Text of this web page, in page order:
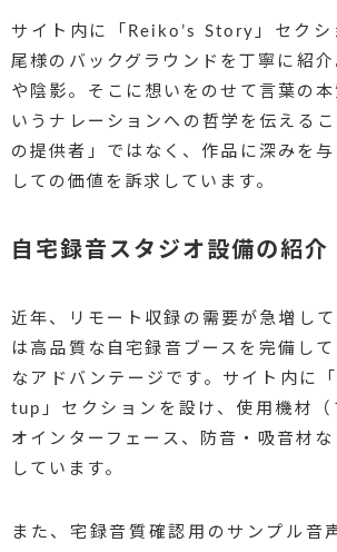
サイト内に「Reiko’s Story」セクシ
尾様のバックグラウンドを丁寧に紹
や陰影。そこに想いをのせて言葉の
いうナレーションへの哲学を伝える
の提供者」ではなく、作品に深みを
しての価値を訴求しています。
自宅録音スタジオ設備の紹介
近年、リモート収録の需要が急増し
は高品質な自宅録音ブースを完備し
なアドバンテージです。サイト内に
tup」セクションを設け、使用機材（
オインターフェース、防音・吸音材
しています。
また、宅録音質確認用のサンプル音